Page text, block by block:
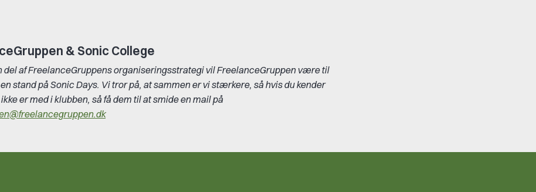
& Sonic College
del af FreelanceGruppens organiseringsstrategi vil FreelanceGruppen være til
stand på Sonic Days. Vi tror på, at sammen er vi stærkere, så hvis du kender
er med i klubben, så få dem til at smide en mail på